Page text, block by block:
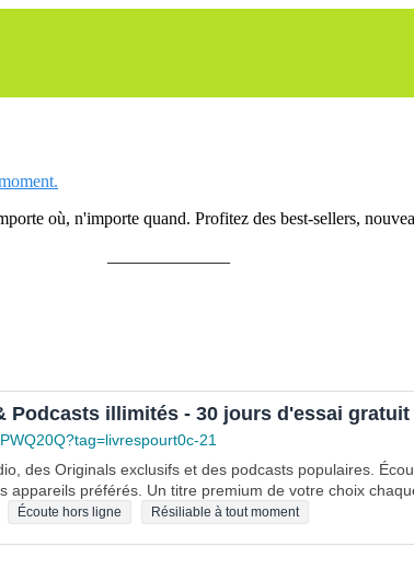
où, n'importe quand. Profitez des best-sellers,
Podcasts illimités - 30 jours d'essai gratuit
21
des Originals exclusifs et des podcasts populaires.
appareils préférés. Un titre premium de votre choix
Écoute hors ligne Résiliable à tout moment